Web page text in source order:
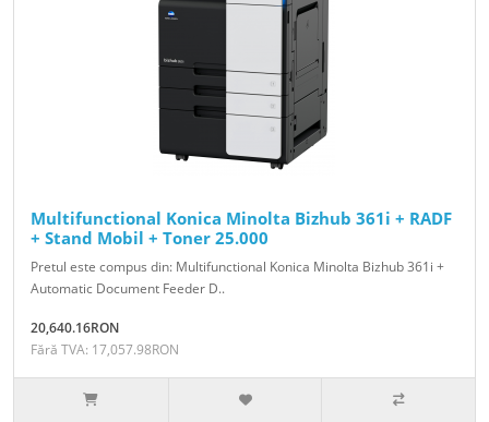
Multifunctional Konica Minolta Bizhub 361i + RADF
+ Stand Mobil + Toner 25.000
Pretul este compus din: Multifunctional Konica Minolta Bizhub 361i +
Automatic Document Feeder D..
20,640.16RON
Fără TVA: 17,057.98RON